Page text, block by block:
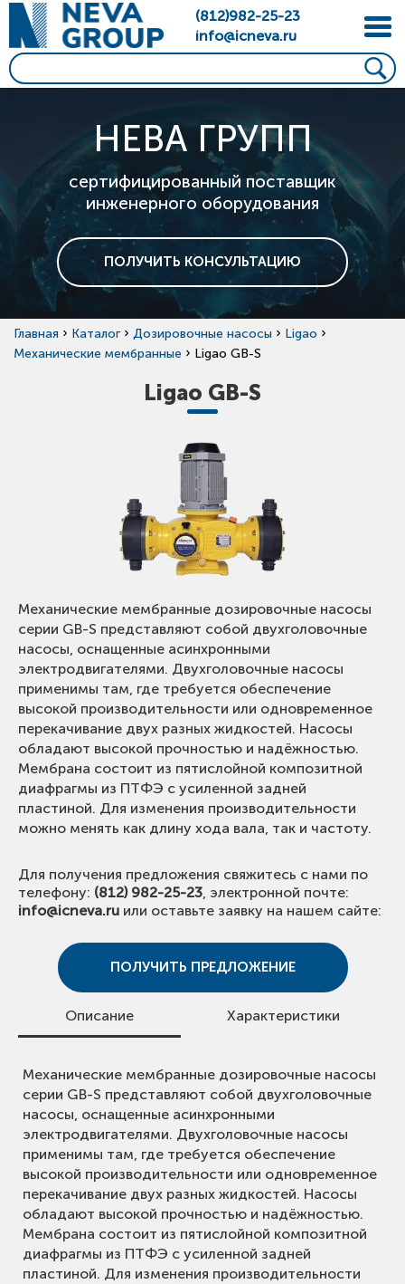
(812)982-25-23
info@icneva.ru
НЕВА ГРУПП
сертифицированный поставщик
инженерного оборудования
ПОЛУЧИТЬ КОНСУЛЬТАЦИЮ
Главная › Каталог › Дозировочные насосы › Ligao ›
Механические мембранные › Ligao GB-S
Ligao GB-S
Механические мембранные дозировочные насосы
серии GB-S представляют собой двухголовочные
насосы, оснащенные асинхронными
электродвигателями. Двухголовочные насосы
применимы там, где требуется обеспечение
высокой производительности или одновременное
перекачивание двух разных жидкостей. Насосы
обладают высокой прочностью и надёжностью.
Мембрана состоит из пятислойной композитной
диафрагмы из ПТФЭ с усиленной задней
пластиной. Для изменения производительности
можно менять как длину хода вала, так и частоту.
Для получения предложения свяжитесь с нами по
телефону: (812) 982-25-23, электронной почте:
info@icneva.ru или оставьте заявку на нашем сайте:
ПОЛУЧИТЬ ПРЕДЛОЖЕНИЕ
Описание Характеристики
Механические мембранные дозировочные насосы
серии GB-S представляют собой двухголовочные
насосы, оснащенные асинхронными
электродвигателями. Двухголовочные насосы
применимы там, где требуется обеспечение
высокой производительности или одновременное
перекачивание двух разных жидкостей. Насосы
обладают высокой прочностью и надёжностью.
Мембрана состоит из пятислойной композитной
диафрагмы из ПТФЭ с усиленной задней
пластиной. Для изменения производительности
• Подача, Q: до 3600 л/ч;
• Глубина регулирования: 1:10;
• Точность дозирования: +/- 2%;
• Макс. рабочее давление: 10 бар;
• Диапазон температур жидкости: +5..+50 °С (PVC)
/ -20..+90 °С (SS304/316, PVDF).